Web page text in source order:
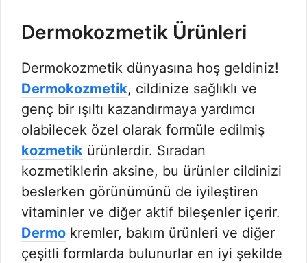
Dermokozmetik Ürünleri
Dermokozmetik dünyasına hoş geldiniz!
Dermokozmetik, cildinize sağlıklı ve
genç bir ışıltı kazandırmaya yardımcı
olabilecek özel olarak formüle edilmiş
kozmetik ürünlerdir. Sıradan
kozmetiklerin aksine, bu ürünler cildinizi
beslerken görünümünü de iyileştiren
vitaminler ve diğer aktif bileşenler içerir.
Dermo kremler, bakım ürünleri ve diğer
çeşitli formlarda bulunurlar en iyi şekilde